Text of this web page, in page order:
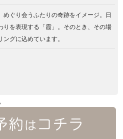
ぐり会うふたりの奇跡をイメージ。日
を表現する「霞」。そのとき、その場
グに込めています。